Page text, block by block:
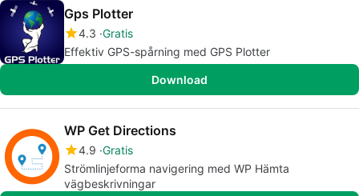
Gps Plotter
4.3 Gratis
Effektiv GPS-spårning med GPS Plotter
Download
WP Get Directions
4.9 Gratis
Strömlinjeforma navigering med WP Hämta
vägbeskrivningar